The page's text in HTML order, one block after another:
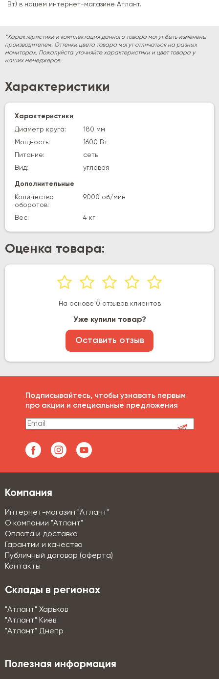
Вт) в нашем интернет-магазине Атлант.
*Характеристики и комплектация данного товара могут быть изменены
производителем. Оттенки цвета товара могут отличаться на разных
мониторах. Пожалуйста уточняйте характеристики и цвет товара у
наших менеджеров.
Характеристики
Характеристики
Диаметр круга:
180 мм
Мощность:
1600 Вт
Питание:
сеть
Вид:
угловая
Дополнительные
Количество
оборотов:
9000 об/мин
Вес: 4 кг
Оценка товара:
На основе 0 отзывов клиентов
Уже купили товар?
Оставить отзыв
Подписывайтесь, чтобы узнавать первым
про акции и специальные предложения
Компания
Интернет-магазин "Атлант"
О компании "Атлант"
Оплата и доставка
Гарантии и качество
Публичный договор (оферта)
Контакты
Склады в регионах
"Атлант" Харьков
"Атлант" Киев
"Атлант" Днепр
Полезная информация